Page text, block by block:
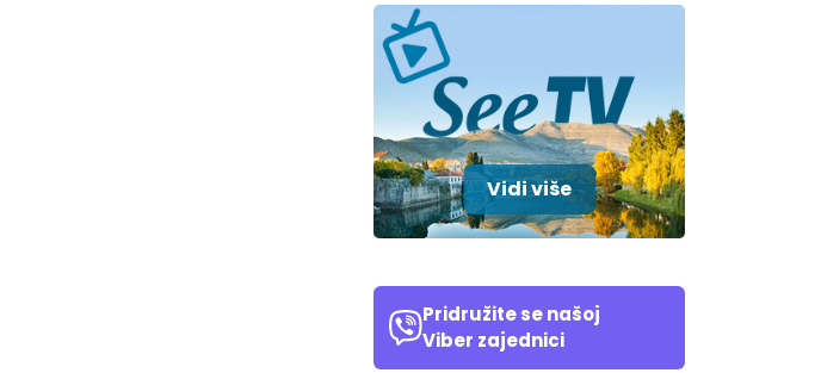
Vidi više
Pridružite se našoj
Viber zajednici